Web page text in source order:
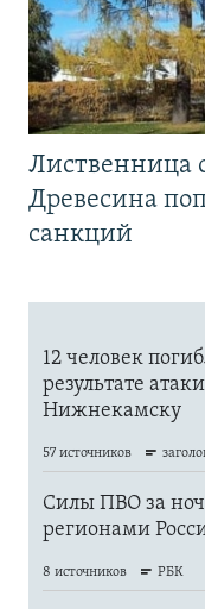
Лиственница
Древесина
санкций